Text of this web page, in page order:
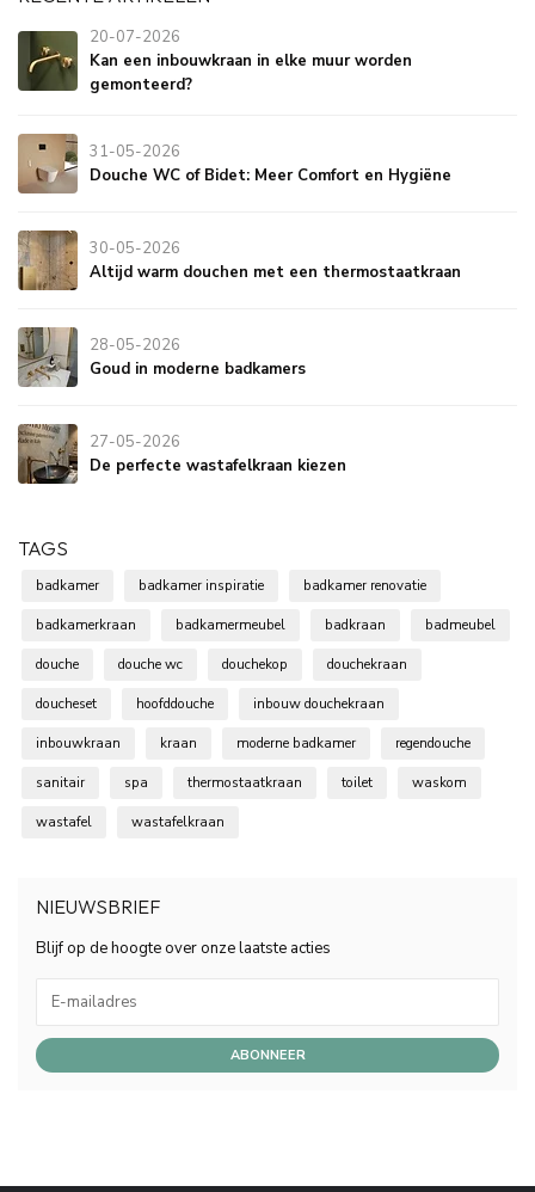
20-07-2026
Kan een inbouwkraan in elke muur worden
gemonteerd?
31-05-2026
Douche WC of Bidet: Meer Comfort en Hygiëne
30-05-2026
Altijd warm douchen met een thermostaatkraan
28-05-2026
Goud in moderne badkamers
27-05-2026
De perfecte wastafelkraan kiezen
TAGS
badkamer badkamer inspiratie badkamer renovatie
badkamerkraan badkamermeubel badkraan badmeubel
douche douche wc douchekop douchekraan
doucheset hoofddouche inbouw douchekraan
inbouwkraan kraan moderne badkamer regendouche
sanitair spa thermostaatkraan toilet waskom
wastafel wastafelkraan
NIEUWSBRIEF
Blijf op de hoogte over onze laatste acties
ABONNEER